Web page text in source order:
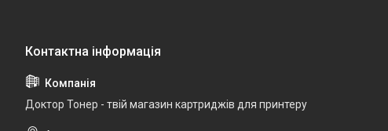
Доктор Тонер - твій магазин картриджів для принтеру